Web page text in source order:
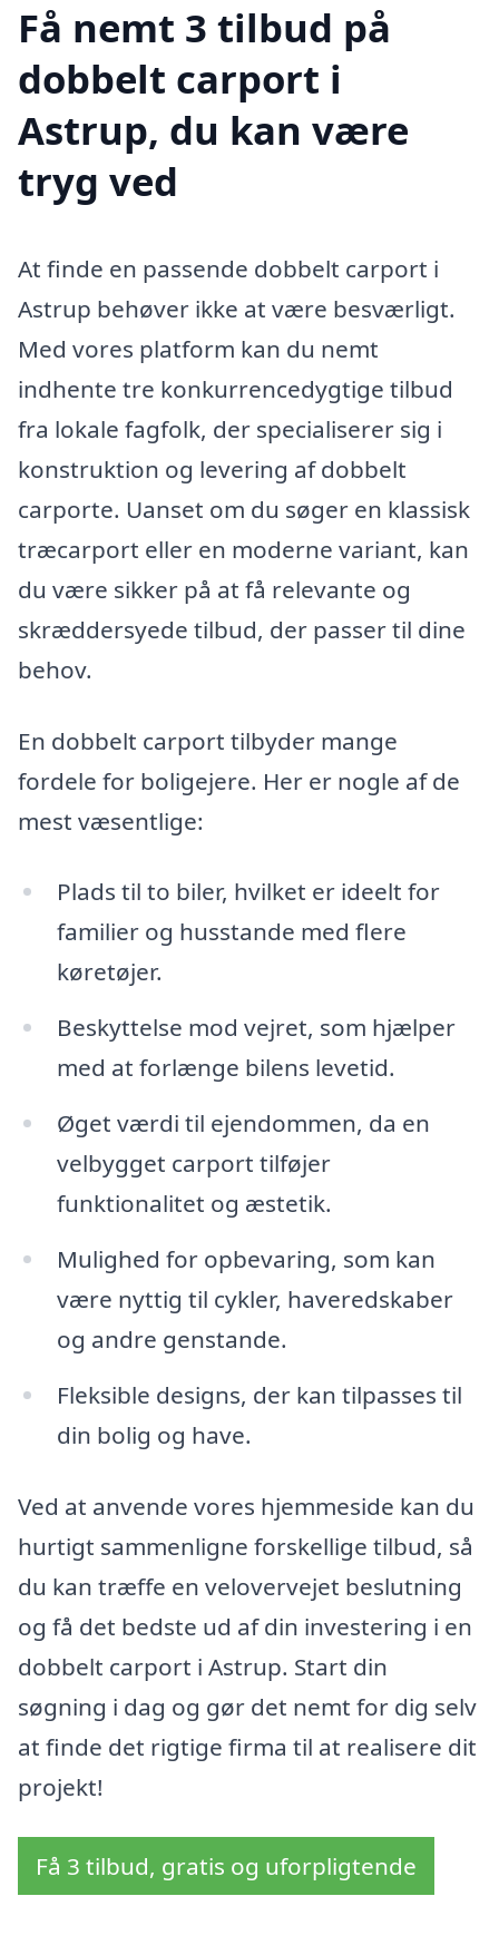
Få nemt 3 tilbud på
dobbelt carport i
Astrup, du kan være
tryg ved
At finde en passende dobbelt carport i
Astrup behøver ikke at være besværligt.
Med vores platform kan du nemt
indhente tre konkurrencedygtige tilbud
fra lokale fagfolk, der specialiserer sig i
konstruktion og levering af dobbelt
carporte. Uanset om du søger en klassisk
træcarport eller en moderne variant, kan
du være sikker på at få relevante og
skræddersyede tilbud, der passer til dine
behov.
En dobbelt carport tilbyder mange
fordele for boligejere. Her er nogle af de
mest væsentlige:
Plads til to biler, hvilket er ideelt for
familier og husstande med flere
køretøjer.
Beskyttelse mod vejret, som hjælper
med at forlænge bilens levetid.
Øget værdi til ejendommen, da en
velbygget carport tilføjer
funktionalitet og æstetik.
Mulighed for opbevaring, som kan
være nyttig til cykler, haveredskaber
og andre genstande.
Fleksible designs, der kan tilpasses til
din bolig og have.
Ved at anvende vores hjemmeside kan du
hurtigt sammenligne forskellige tilbud, så
du kan træffe en velovervejet beslutning
og få det bedste ud af din investering i en
dobbelt carport i Astrup. Start din
søgning i dag og gør det nemt for dig selv
at finde det rigtige firma til at realisere dit
projekt!
Få 3 tilbud, gratis og uforpligtende